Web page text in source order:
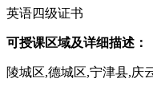
英语四级证书
可授课区域及详细描述：
陵城区,德城区,宁津县,庆